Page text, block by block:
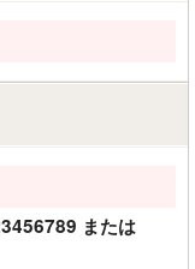
または